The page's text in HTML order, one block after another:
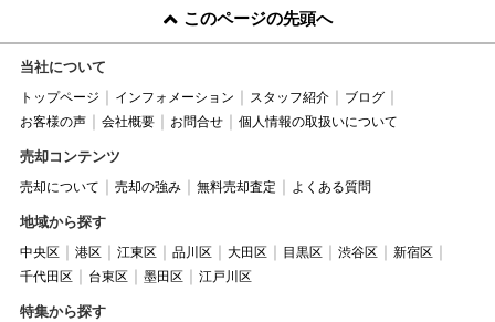
このページの先頭へ
当社について
トップページ インフォメーション スタッフ紹介
ブログ
お客様の声
会社概要 お問合せ 個人情報の取扱いについて
売却コンテンツ
売却について 売却の強み 無料売却査定 よくある質問
地域から探す
中央区 港区 江東区 品川区 大田区 目黒区 渋谷区
新宿区
千代田区
台東区 墨田区 江戸川区
特集から探す